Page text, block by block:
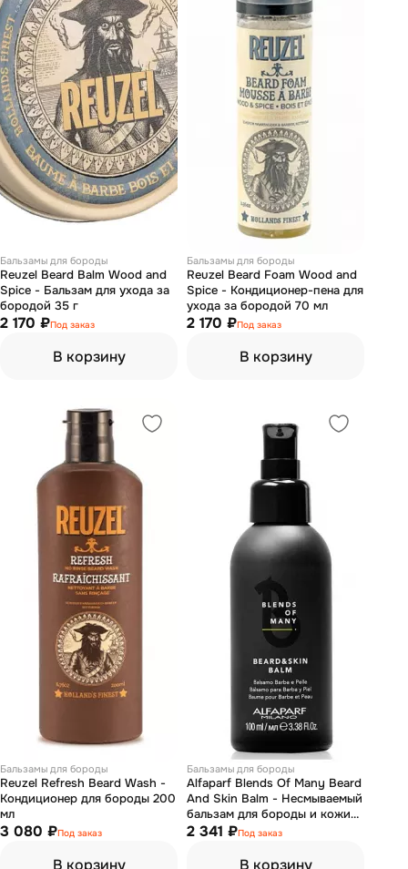
Бальзамы для бороды
Reuzel Beard Balm Wood and
Spice - Бальзам для ухода за
бородой 35 г
2 170 ₽Под заказ
В корзину
Бальзамы для бороды
Reuzel Beard Foam Wood and
Spice - Кондиционер-пена для
ухода за бородой 70 мл
2 170 ₽Под заказ
В корзину
Бальзамы для бороды
Reuzel Refresh Beard Wash -
Кондиционер для бороды 200
мл
3 080 ₽Под заказ
В корзину
Бальзамы для бороды
Alfaparf Blends Of Many Beard
And Skin Balm - Несмываемый
бальзам для бороды и кожи
100 мл
2 341 ₽Под заказ
В корзину